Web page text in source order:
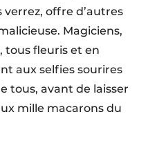
verrez, offre d’autres
Magiciens,
tous fleuris et en
aux selfies sourires
tous, avant de laisser
mille macarons du